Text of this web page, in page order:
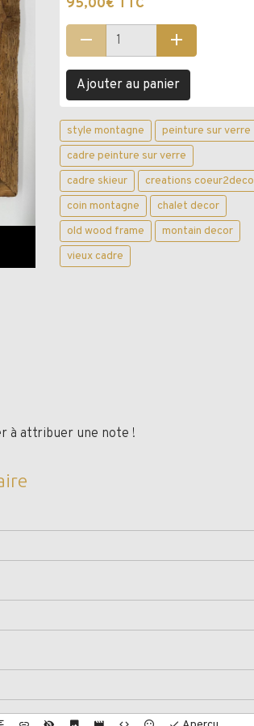
Ajouter au panier
style montagne
peinture sur verre
cadre peinture sur verre
cadre skieur
creations coeur2deco
coin montagne
chalet decor
old wood frame
montain decor
vieux cadre
à attribuer une note !